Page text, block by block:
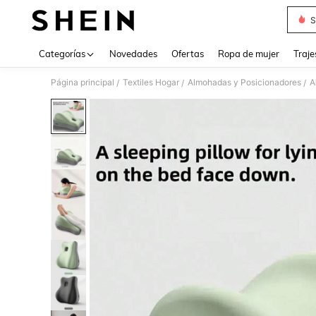
Categorías Novedades Ofertas Ropa de mujer
Página principal / Textiles Hogar / Almohadas y Posicionadores /